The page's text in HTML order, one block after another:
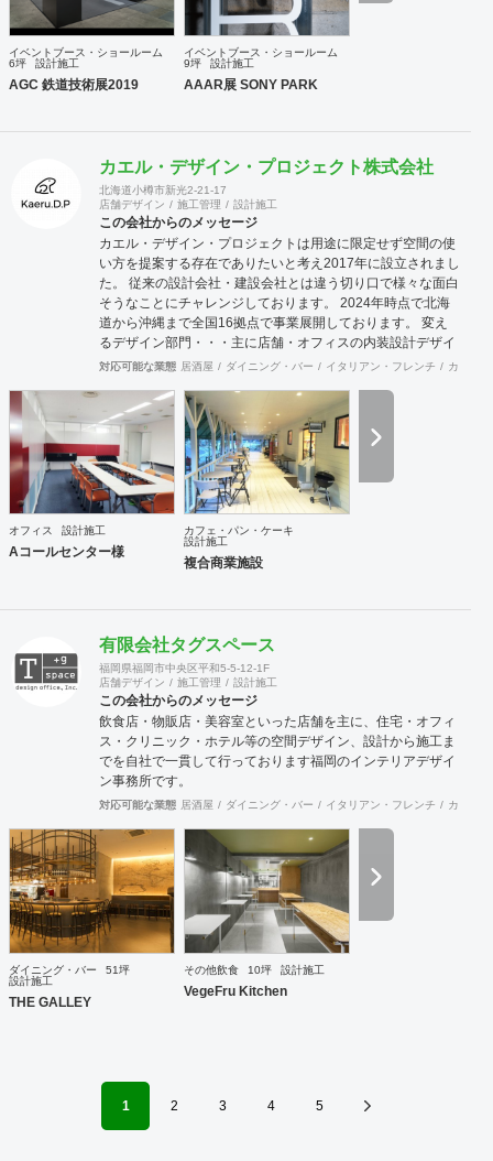
イベントブース・ショールーム
6坪
設計施工
AGC 鉄道技術展2019
イベントブース・ショールーム
9坪
設計施工
AAAR展 SONY PARK
カエル・デザイン・プロジェクト株式会社
北海道小樽市新光2-21-17
店舗デザイン
施工管理 設計施工
この会社からのメッセージ
カエル・デザイン・プロジェクトは用途に限定せず空間の使
い方を提案する存在でありたいと考え2017年に設立されまし
た。 従来の設計会社・建設会社とは違う切り口で様々な面白
そうなことにチャレンジしております。 2024年時点で北海
道から沖縄まで全国16拠点で事業展開しております。 変え
るデザイン部門・・・主に店舗・オフィスの内装設計デザイ
ン及び施工をお客様と一緒に創り上げます。 Hybrid電気工事
足が深刻化する現場に柔軟に対応します。 自社請け可能職種
内装工事 インテリアデザイン事務所 その他設計 その他建設
サポート 対応可能エリア 北海道・仙台・関東・名古屋・九
州・沖縄コンストラクションマネジメント業務は月単位で出
張常駐対応可能です。
対応可能な業態 居酒屋 ダイニング・バー イタリアン・フレンチ カフェ
オフィス 設計施工
Aコールセンター様
カフェ・パン・ケーキ
設計施工
複合商業施設
有限会社タグスペース
福岡県福岡市中央区平和5-5-12-1F
店舗デザイン
施工管理 設計施工
この会社からのメッセージ
飲食店・物販店・美容室といった店舗を主に、住宅・オフィ
ス・クリニック・ホテル等の空間デザイン、設計から施工ま
でを自社で一貫して行っております福岡のインテリアデザイ
ン事務所です。
対応可能な業態 居酒屋 ダイニング・バー イタリアン・フレンチ カフェ
ダイニング・バー
51坪
設計施工
THE GALLEY
その他飲食 10坪 設計施工
VegeFru Kitchen
1 2 3 4 5